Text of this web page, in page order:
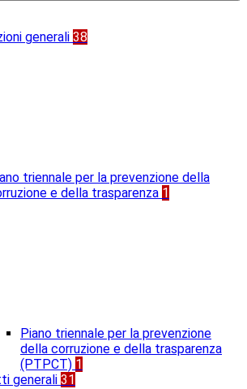
generali 38
triennale per la prevenzione della
e della trasparenza 1
Piano triennale per la prevenzione
della corruzione e della trasparenza
(PTPCT) 1
generali 31